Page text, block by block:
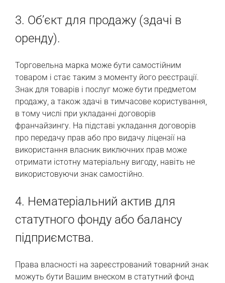
3. Об’єкт для продажу (здачі в
оренду).
Торговельна марка може бути самостійним
товаром і стає таким з моменту його реєстрації.
Знак для товарів і послуг може бути предметом
продажу, а також здачі в тимчасове користування,
в тому числі при укладанні договорів
франчайзингу. На підставі укладання договорів
про передачу прав або про видачу ліцензії на
використання власник виключних прав може
отримати істотну матеріальну вигоду, навіть не
використовуючи знак самостійно.
4. Нематеріальний актив для
статутного фонду або балансу
підприємства.
Права власності на зареєстрований товарний знак
можуть бути Вашим внеском в статутний фонд